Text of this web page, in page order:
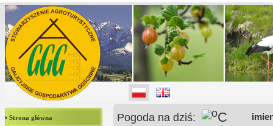
Strona główna
Pogoda na dziś: oC